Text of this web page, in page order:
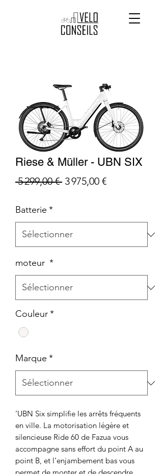
Riese & Müller - UBN SIX
5 299,00 € Prix
3 975,00 €Prix
Batterie *
moteur *
Couleur*
Marque *
’UBN Six simplifie les arrêts fréquents
en ville. La motorisation légère et
silencieuse Ride 60 de Fazua vous
accompagne sans effort du point A au
point B, et l’enjambement bas vous